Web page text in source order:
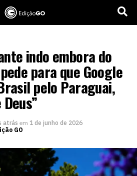
indo embora do
para que Google
pelo Paraguai,
atrás em 1 de junho de 2026
GO